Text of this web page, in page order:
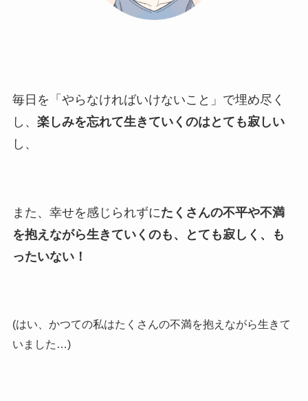
毎日を「やらなければいけないこと」で埋め尽く
し、 楽しみを忘れて生きていくのはとても寂しい
し、
また、幸せを感じられずにたくさんの不平や不満
を抱えながら生きていくのも、とても寂しく、も
ったいない！
(はい、かつての私はたくさんの不満を抱えながら生きて
いました…)